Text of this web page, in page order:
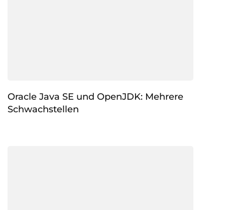
Oracle Java SE und OpenJDK: Mehrere
Schwachstellen